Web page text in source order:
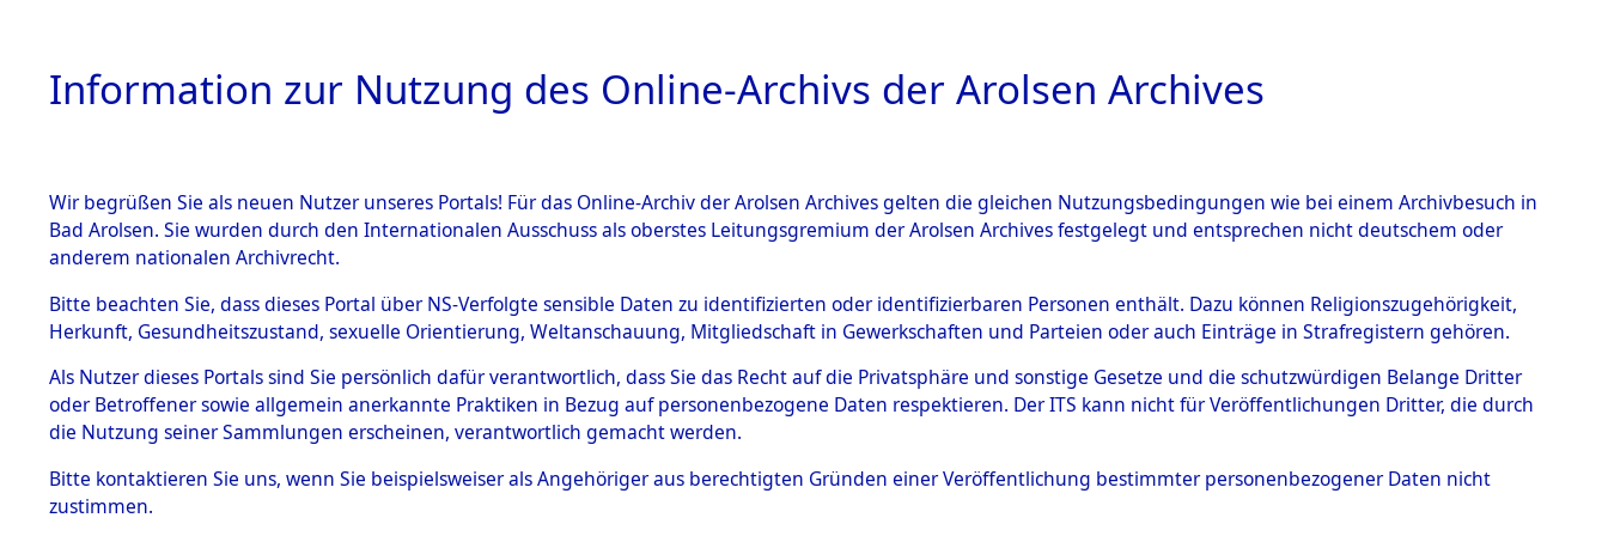
HOME BESTANDSBESCHREIBUNG ARCHIVALE ÜBERSICHT BILD
BESTÄNDE
Inhaftierungsdoku
mente
5. Verschiedenes
Todesmärsche
5.3.1 Alliierte
Ermittlungen zu den Orten Haag/Oberbayern - Hessenthal→
0001 (84598419)→0099 (84598519)
0099 (84598519)
Information zur Nutzung des Online-Archivs der Arolsen Archives
Wir begrüßen Sie als neuen Nutzer unseres Portals! Für das Online-Archiv der Arolsen Archives gelten die gleichen Nutzungsbedingungen wie bei einem Archivbesuch in
Bad Arolsen. Sie wurden durch den Internationalen Ausschuss als oberstes Leitungsgremium der Arolsen Archives festgelegt und entsprechen nicht deutschem oder
anderem nationalen Archivrecht.
Bitte beachten Sie, dass dieses Portal über NS-Verfolgte sensible Daten zu identifizierten oder identifizierbaren Personen enthält. Dazu können Religionszugehörigkeit,
Herkunft, Gesundheitszustand, sexuelle Orientierung, Weltanschauung, Mitgliedschaft in Gewerkschaften und Parteien oder auch Einträge in Strafregistern gehören.
Als Nutzer dieses Portals sind Sie persönlich dafür verantwortlich, dass Sie das Recht auf die Privatsphäre und sonstige Gesetze und die schutzwürdigen Belange Dritter
oder Betroffener sowie allgemein anerkannte Praktiken in Bezug auf personenbezogene Daten respektieren. Der ITS kann nicht für Veröffentlichungen Dritter, die durch
die Nutzung seiner Sammlungen erscheinen, verantwortlich gemacht werden.
Bitte kontaktieren Sie uns, wenn Sie beispielsweiser als Angehöriger aus berechtigten Gründen einer Veröffentlichung bestimmter personenbezogener Daten nicht
zustimmen.